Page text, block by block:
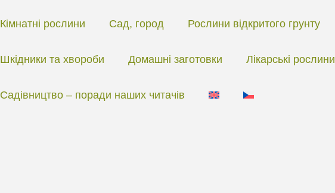
Кімнатні рослини Сад, город Рослини відкритого грунту
Шкідники та хвороби Домашні заготовки Лікарські рослини
Садівництво – поради наших читачів